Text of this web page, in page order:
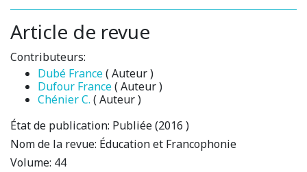
Article de revue
Contributeurs:
Dubé France( Auteur )
Dufour France( Auteur )
Chénier C. ( Auteur )
État de publication: Publiée (2016 )
Nom de la revue: Éducation et Francophonie
Volume: 44